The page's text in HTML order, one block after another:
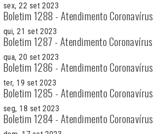
sex, 22 set 2023
Boletim 1288 - Atendimento Coronavírus
qui, 21 set 2023
Boletim 1287 - Atendimento Coronavírus
qua, 20 set 2023
Boletim 1286 - Atendimento Coronavírus
ter, 19 set 2023
Boletim 1285 - Atendimento Coronavírus
seg, 18 set 2023
Boletim 1284 - Atendimento Coronavírus